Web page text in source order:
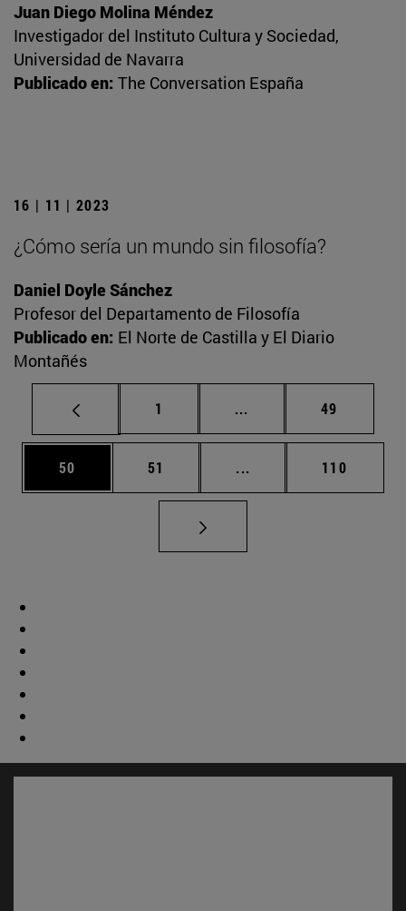
Juan Diego Molina Méndez
Investigador del Instituto Cultura y Sociedad,
Universidad de Navarra
Publicado en: The Conversation España
16 | 11 | 2023
¿Cómo sería un mundo sin filosofía?
Daniel Doyle Sánchez
Profesor del Departamento de Filosofía
Publicado en: El Norte de Castilla y El Diario
Montañés
Página
1 ... Páginas intermedias
Página
49
Página
50 Página
51 ... Páginas intermedias
Página
110